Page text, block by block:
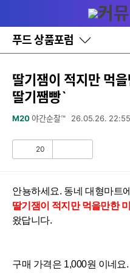
와
홈
푸드 상품포럼
바
로
기
레
창
글
딸기잼이 적지만 먹
딸기쨈빵`
M20 야간순찰™ 26.05.26.
공20
안뇽하세요. 동네 대형마트
딸기잼이 적지만 먹을만한
왔답니다.
구매 가격은 1,000원 이네요.